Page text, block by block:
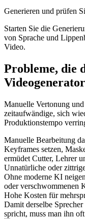
Generieren und prüfen
Starten Sie die
von Sprache und
Video.
Probleme, die
Manuelle Vertonung
zeitaufwändige, sich
Produktionstempo
Manuelle Bearbeitung
Keyframes setzen,
ermüdet Cutter, Lehrer
Unnatürliche oder
Ohne moderne KI
oder verschwommenen
Hohe Kosten für
Damit derselbe
spricht, muss man ihn